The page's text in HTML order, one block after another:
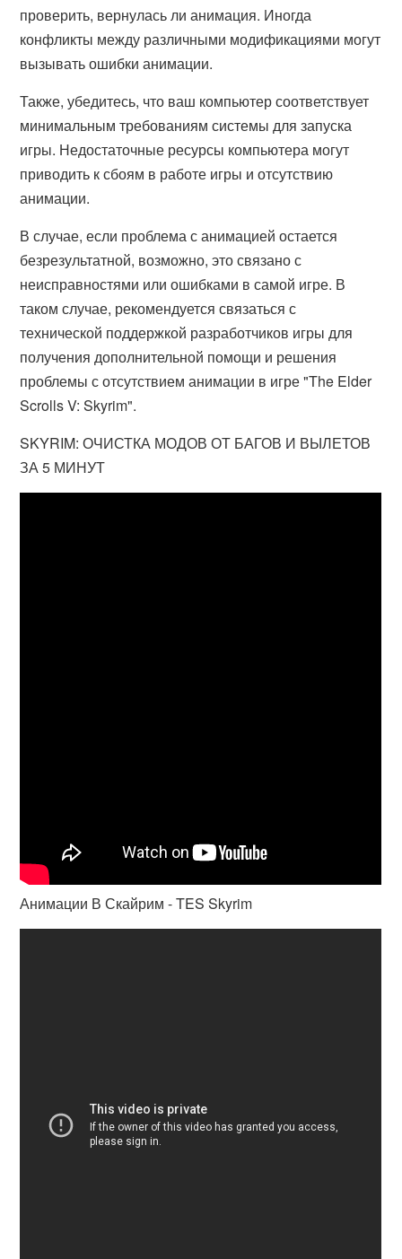
проверить, вернулась ли анимация. Иногда
конфликты между различными модификациями могут
вызывать ошибки анимации.
Также, убедитесь, что ваш компьютер соответствует
минимальным требованиям системы для запуска
игры. Недостаточные ресурсы компьютера могут
приводить к сбоям в работе игры и отсутствию
анимации.
В случае, если проблема с анимацией остается
безрезультатной, возможно, это связано с
неисправностями или ошибками в самой игре. В
таком случае, рекомендуется связаться с
технической поддержкой разработчиков игры для
получения дополнительной помощи и решения
проблемы с отсутствием анимации в игре "The Elder
Scrolls V: Skyrim".
SKYRIM: ОЧИСТКА МОДОВ ОТ БАГОВ И ВЫЛЕТОВ
ЗА 5 МИНУТ
Анимации В Скайрим - TES Skyrim